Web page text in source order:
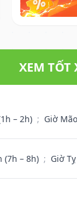
XEM TỐT
– 2h) ; Giờ
(7h – 8h) ; Giờ